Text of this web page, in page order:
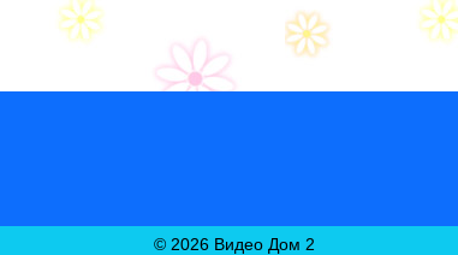
© 2026 Видео Дом 2